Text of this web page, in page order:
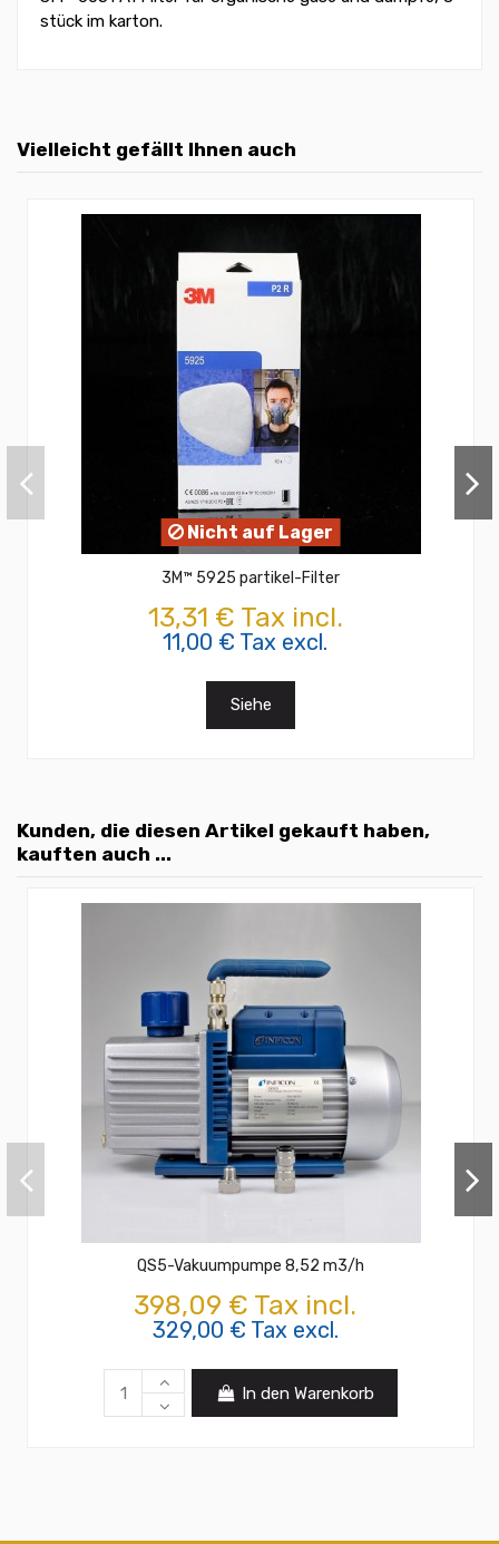
stück im karton.
Vielleicht gefällt Ihnen auch
Nicht auf Lager
3M™ 5925 partikel-Filter
13,31 € Tax incl.
11,00 € Tax excl.
Siehe
Kunden, die diesen Artikel gekauft haben,
kauften auch ...
QS5-Vakuumpumpe 8,52 m3/h
398,09 € Tax incl.
329,00 € Tax excl.
In den Warenkorb